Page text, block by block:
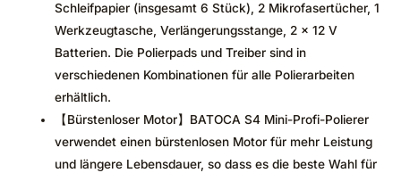
Schleifpapier (insgesamt 6 Stück), 2 Mikrofasertücher, 1
Werkzeugtasche, Verlängerungsstange, 2 x 12 V
Batterien. Die Polierpads und Treiber sind in
verschiedenen Kombinationen für alle Polierarbeiten
erhältlich.
【Bürstenloser Motor】BATOCA S4 Mini-Profi-Polierer
verwendet einen bürstenlosen Motor für mehr Leistung
und längere Lebensdauer, so dass es die beste Wahl für